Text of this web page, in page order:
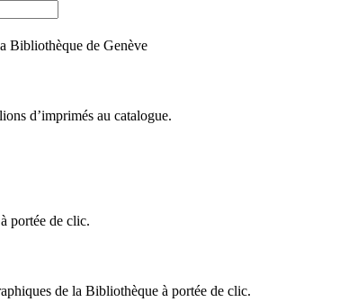
Bibliothèque de Genève
d’imprimés au catalogue.
portée de clic.
de la Bibliothèque à portée de clic.